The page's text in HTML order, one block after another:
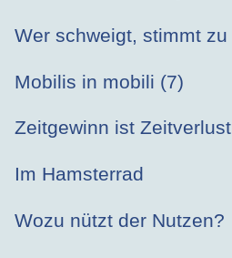
Wer schweigt, stimmt zu
Mobilis in mobili (7)
Zeitgewinn ist Zeitverlust
Im Hamsterrad
Wozu nützt der Nutzen?